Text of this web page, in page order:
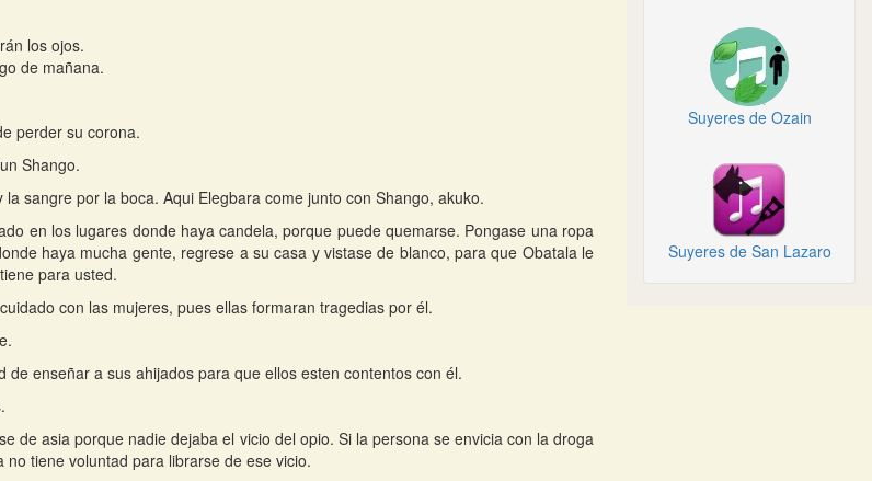
los ojos.
de mañana.
perder su corona.
Shango.
sangre por la boca. Aqui Elegbara come junto con Shango, akuko.
en los lugares donde haya candela, porque puede quemarse. Pongase una ropa
haya mucha gente, regrese a su casa y vistase de blanco, para que Obatala le
para usted.
con las mujeres, pues ellas formaran tragedias por él.
de enseñar a sus ahijados para que ellos esten contentos con él.
de asia porque nadie dejaba el vicio del opio. Si la persona se envicia con la droga
tiene voluntad para librarse de ese vicio.
Suyeres de Ozain
Suyeres de San Lazaro